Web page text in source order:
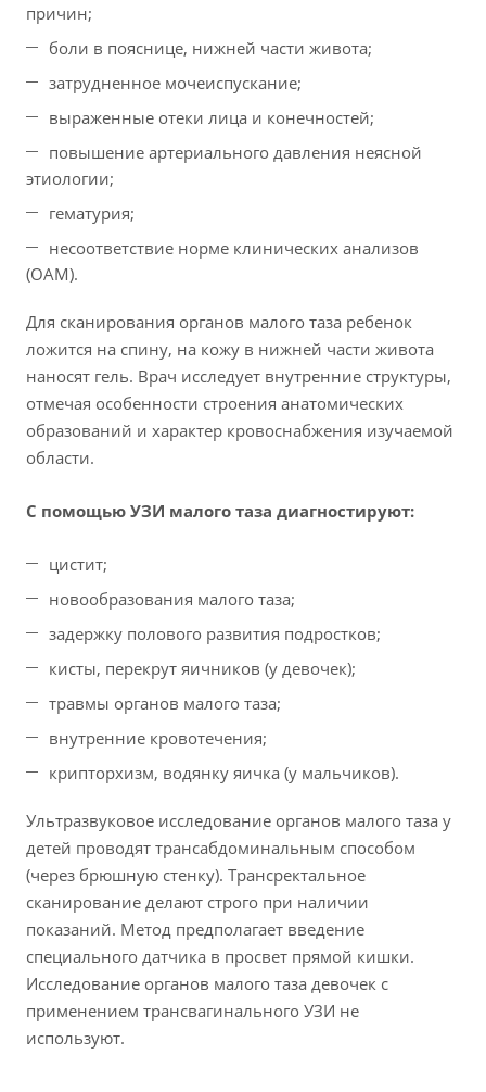
причин;
боли в пояснице, нижней части живота;
затрудненное мочеиспускание;
выраженные отеки лица и конечностей;
повышение артериального давления неясной
этиологии;
гематурия;
несоответствие норме клинических анализов
(ОАМ).
Для сканирования органов малого таза ребенок
ложится на спину, на кожу в нижней части живота
наносят гель. Врач исследует внутренние структуры,
отмечая особенности строения анатомических
образований и характер кровоснабжения изучаемой
области.
С помощью УЗИ малого таза диагностируют:
цистит;
новообразования малого таза;
задержку полового развития подростков;
кисты, перекрут яичников (у девочек);
травмы органов малого таза;
внутренние кровотечения;
крипторхизм, водянку яичка (у мальчиков).
Ультразвуковое исследование органов малого таза у
детей проводят трансабдоминальным способом
(через брюшную стенку). Трансректальное
сканирование делают строго при наличии
показаний. Метод предполагает введение
специального датчика в просвет прямой кишки.
Исследование органов малого таза девочек с
применением трансвагинального УЗИ не
используют.